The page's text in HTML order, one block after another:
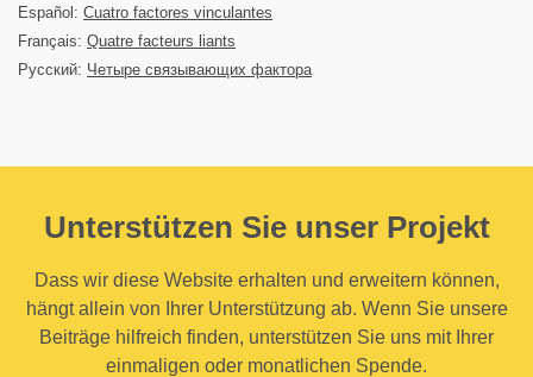
Español: Cuatro factores vinculantes
Français: Quatre facteurs liants
Русский: Четыре связывающих фактора
Unterstützen Sie unser Projekt
Dass wir diese Website erhalten und erweitern können,
hängt allein von Ihrer Unterstützung ab. Wenn Sie unsere
Beiträge hilfreich finden, unterstützen Sie uns mit Ihrer
einmaligen oder monatlichen Spende.